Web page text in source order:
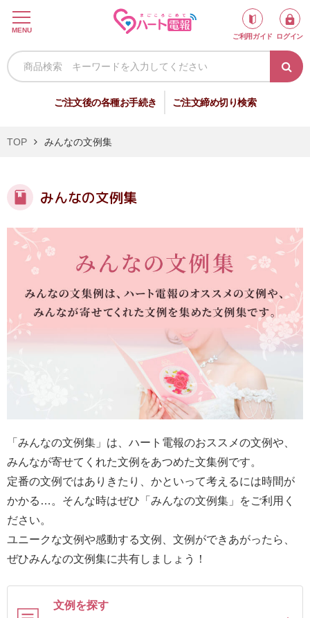
MENU
ご利用ガイド
ログイン
ご注文後の各種お手続き ご注文締め切り検索
新
会
録
電
電
最
索
ご
文
内
の
TOP みんなの文例集
みんなの文例集
「みんなの文例集」は、ハート電報のおススメの文例や、
みんなが寄せてくれた文例をあつめた文集例です。
定番の文例ではありきたり、かといって考えるには時間が
かかる…。そんな時はぜひ「みんなの文例集」をご利用く
ださい。
ユニークな文例や感動する文例、文例ができあがったら、
ぜひみんなの文例集に共有しましょう！
文例を探す